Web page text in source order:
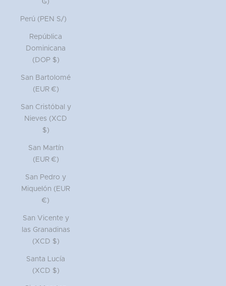
₲)
Perú (PEN S/)
República
Dominicana
(DOP $)
San Bartolomé
(EUR €)
San Cristóbal y
Nieves (XCD
$)
San Martín
(EUR €)
San Pedro y
Miquelón (EUR
€)
San Vicente y
las Granadinas
(XCD $)
Santa Lucía
(XCD $)